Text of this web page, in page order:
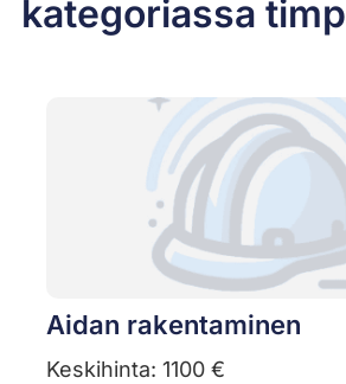
kategoriassa
Aidan rakentaminen
Keskihinta: 1100 €